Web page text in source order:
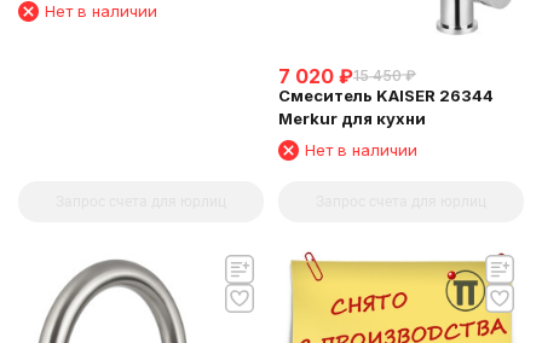
Нет в наличии
7 020 ₽15 450 ₽
Смеситель KAISER 26344
Merkur для кухни
Нет в наличии